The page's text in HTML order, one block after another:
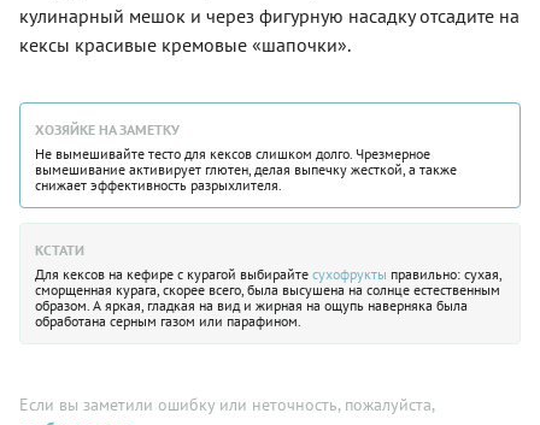
кулинарный мешок и через фигурную насадку отсадите на
кексы красивые кремовые «шапочки».
ХОЗЯЙКЕ НА ЗАМЕТКУ
Не вымешивайте тесто для кексов слишком долго. Чрезмерное
вымешивание активирует глютен, делая выпечку жесткой, а также
снижает эффективность разрыхлителя.
КСТАТИ
Для кексов на кефире с курагой выбирайте сухофрукты правильно: сухая,
сморщенная курага, скорее всего, была высушена на солнце естественным
образом. А яркая, гладкая на вид и жирная на ощупь наверняка была
обработана серным газом или парафином.
Если вы заметили ошибку или неточность, пожалуйста,